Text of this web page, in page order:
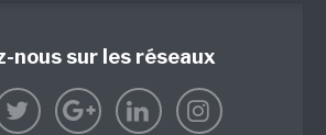
nous sur les réseaux